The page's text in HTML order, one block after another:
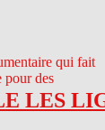
LES